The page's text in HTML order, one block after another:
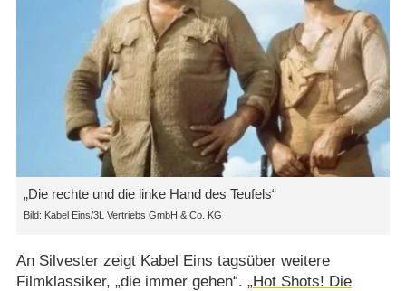
„Die rechte und die linke Hand des Teufels“
Kabel Eins/​3L Vertriebs GmbH & Co. KG
An Silvester zeigt Kabel Eins tagsüber weitere
Filmklassiker, „die immer gehen“. „Hot Shots! Die